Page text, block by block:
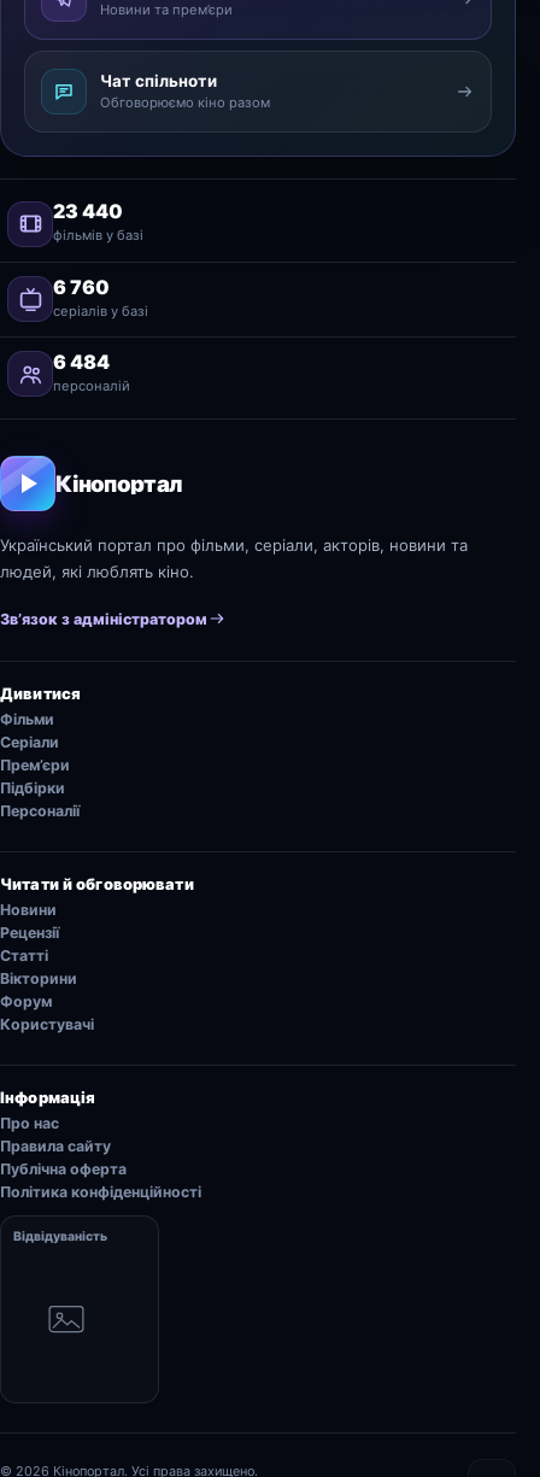
Новини та прем’єри
Чат спільноти
Обговорюємо кіно разом
23 440
фільмів у базі
6 760
серіалів у базі
6 484
персоналій
Кінопортал
Український портал про фільми, серіали, акторів, новини та
людей, які люблять кіно.
Зв’язок з адміністратором
Дивитися
Фільми
Серіали
Прем’єри
Підбірки
Персоналії
Читати й обговорювати
Новини
Рецензії
Статті
Вікторини
Форум
Користувачі
Інформація
Про нас
Правила сайту
Публічна оферта
Політика конфіденційності
Відвідуваність
© 2026 Кінопортал. Усі права захищено.